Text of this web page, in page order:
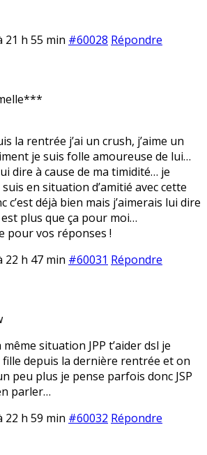
21 h 55 min #60028 Répondre
la rentrée j’ai un crush, j’aime un
je suis folle amoureuse de lui…
dire à cause de ma timidité… je
en situation d’amitié avec cette
c’est déjà bien mais j’aimerais lui dire
plus que ça pour moi…
pour vos réponses !
22 h 47 min #60031 Répondre
même situation JPP t’aider dsl je
depuis la dernière rentrée et on
peu plus je pense parfois donc JSP
parler…
22 h 59 min #60032 Répondre